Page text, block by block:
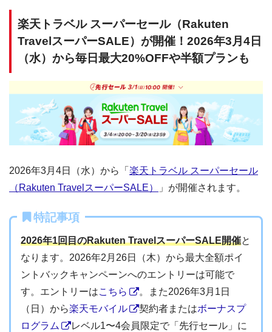
楽天トラベル スーパーセール（Rakuten
TravelスーパーSALE）が開催！2026年3月4日
（水）から毎日最大20%OFFや半額プランも
2026年3月4日（水）から「 楽天トラベル スーパーセール
（Rakuten TravelスーパーSALE）
」が開催されます。
特記事項
2026年1回目のRakuten TravelスーパーSALE開催と
なります。2026年2月26日（木）から最大全額ポイ
ントバックキャンペーンへのエントリーは可能で
す。エントリーはこちら
。また2026年3月1日
（日）から楽天モバイル 契約者またはボーナスプ
ログラム
レベル1〜4会員限定で「先行セール」に